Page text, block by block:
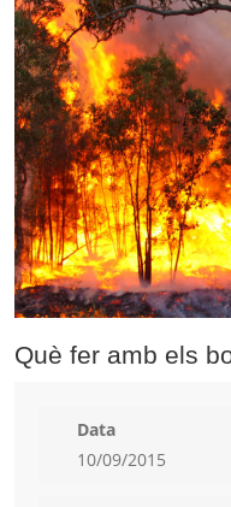
Què fer amb els
Data
10/09/2015